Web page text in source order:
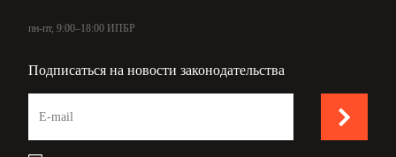
пн-пт, 9:00–18:00 ИПБР
Подписаться на новости законодательства